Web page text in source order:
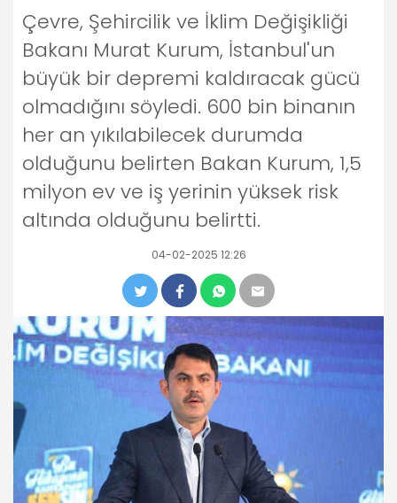
Çevre, Şehircilik ve İklim Değişikliği
Bakanı Murat Kurum, İstanbul'un
büyük bir depremi kaldıracak gücü
olmadığını söyledi. 600 bin binanın
her an yıkılabilecek durumda
olduğunu belirten Bakan Kurum, 1,5
milyon ev ve iş yerinin yüksek risk
altında olduğunu belirtti.
04-02-2025 12:26